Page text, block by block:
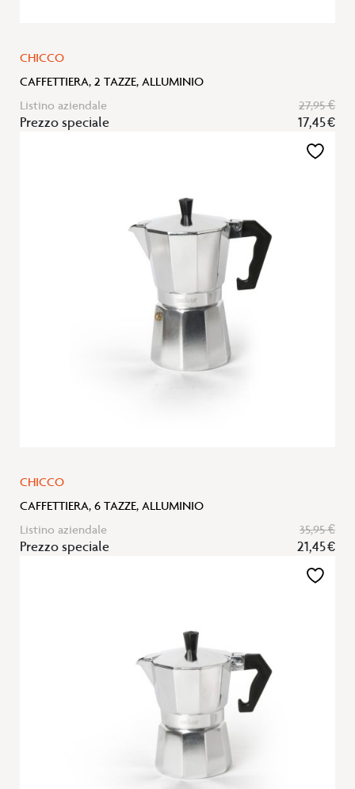
CHICCO
CAFFETTIERA, 2 TAZZE, ALLUMINIO
Listino aziendale
27,95 €
Prezzo speciale 17,45 €
CHICCO
CAFFETTIERA, 6 TAZZE, ALLUMINIO
Listino aziendale
35,95 €
Prezzo speciale 21,45 €
Aggiungi
Aggiungi